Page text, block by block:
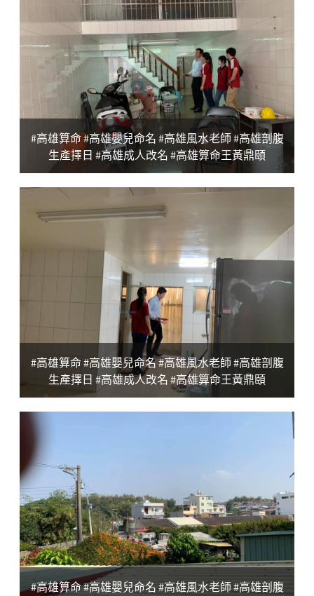
#高雄算命 #高雄嬰兒命名 #高雄風水老師 #高雄剖腹
生產擇日 #高雄成人改名 #高雄算命王黃鼎頤
#高雄算命 #高雄嬰兒命名 #高雄風水老師 #高雄剖腹
生產擇日 #高雄成人改名 #高雄算命王黃鼎頤
#高雄算命 #高雄嬰兒命名 #高雄風水老師 #高雄剖腹